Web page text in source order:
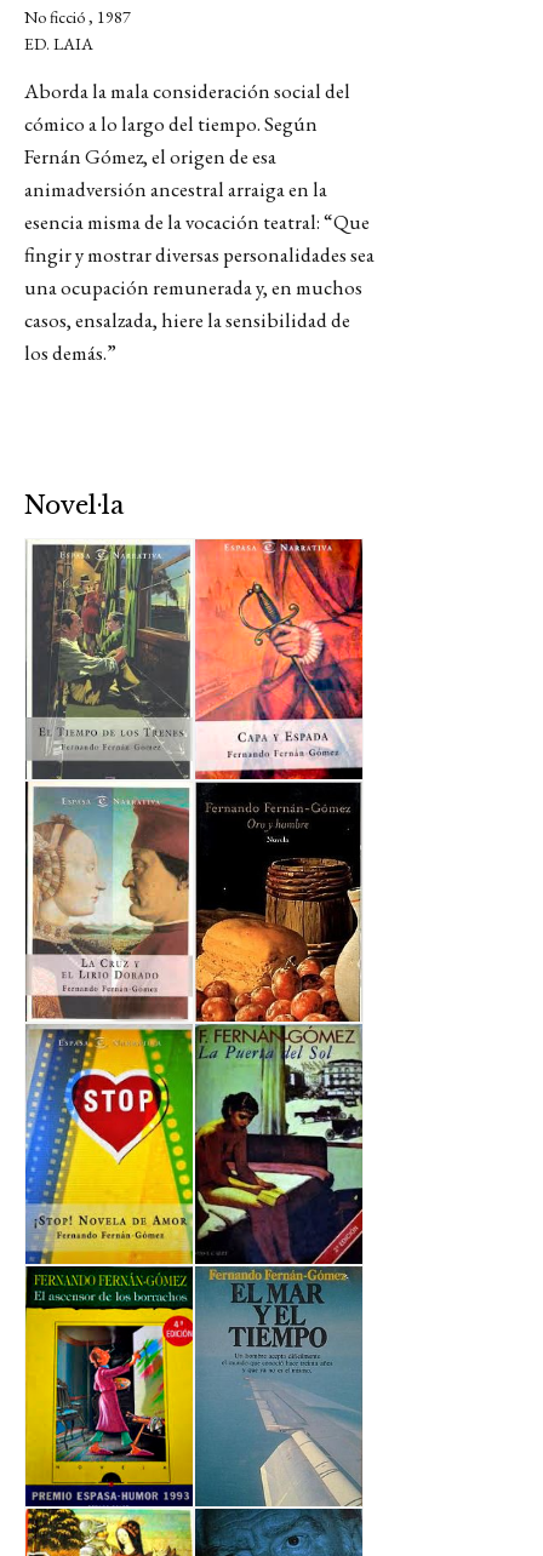
No ficció , 1987
ED. LAIA
Aborda la mala consideración social del
cómico a lo largo del tiempo. Según
Fernán Gómez, el origen de esa
animadversión ancestral arraiga en la
esencia misma de la vocación teatral: “Que
fingir y mostrar diversas personalidades sea
una ocupación remunerada y, en muchos
casos, ensalzada, hiere la sensibilidad de
los demás.”
Novel·la